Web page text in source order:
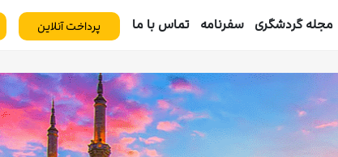
مجله گردشگری سفرنامه تماس با ما پرداخت آنلاین